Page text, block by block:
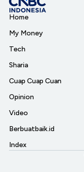
Home
My Money
Tech
Sharia
Cuap Cuap Cuan
Opinion
Video
Berbuatbaik.id
Index